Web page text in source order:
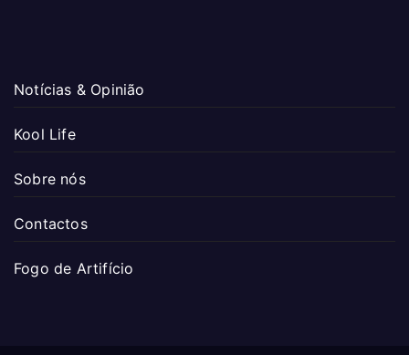
Notícias & Opinião
Kool Life
Sobre nós
Contactos
Fogo de Artifício